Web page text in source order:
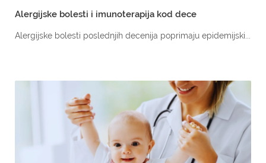
Alergijske bolesti i imunoterapija kod dece
Alergijske bolesti poslednjih decenija poprimaju epidemijski...